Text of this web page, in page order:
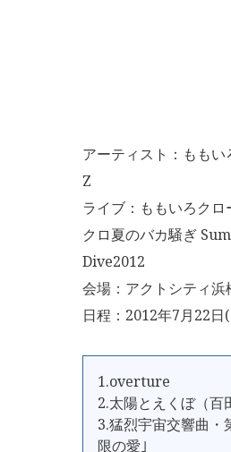
アーティスト：ももい
Z
ライブ：ももいろクロ
クロ夏のバカ騒ぎ
Dive2012
会場：アクトシティ浜
日程：2012年7月22日
1.overture
2.太陽とえくぼ（百
3.猛烈宇宙交響曲・
限の愛｣